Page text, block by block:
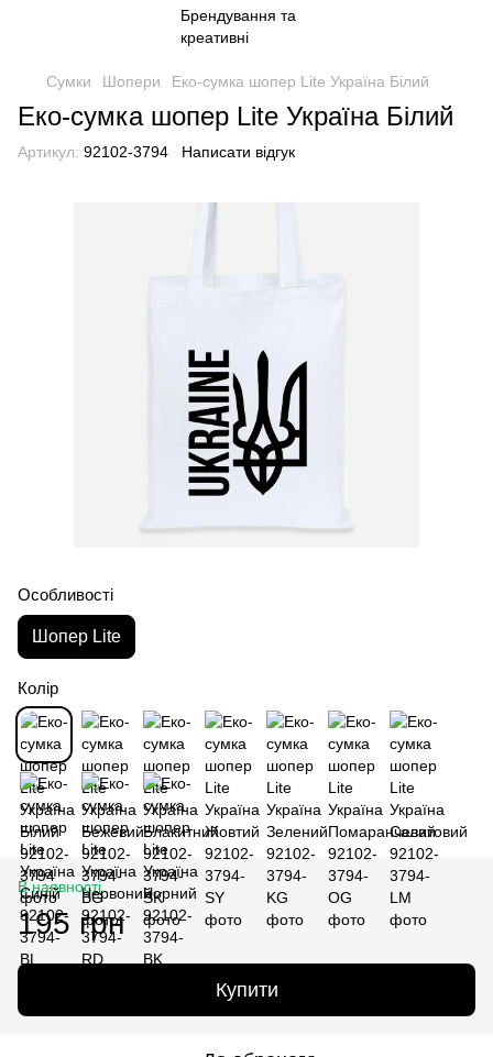
Сумки Шопери Еко-сумка шопер Lite Україна Білий
Еко-сумка шопер Lite Україна Білий
Артикул: 92102-3794 Написати відгук
Особливості
Шопер Lite
Колір
В наявності
195 грн
Купити